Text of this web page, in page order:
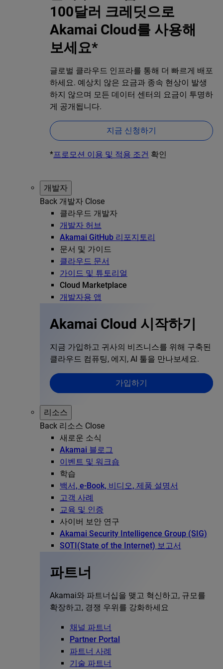
100달러 크레딧으로
Akamai Cloud를 사용해
보세요*
글로벌 클라우드 인프라를 통해 더 빠르게 배포
하세요. 예상치 않은 요금과 종속 현상이 발생
하지 않으며 모든 데이터 센터의 요금이 투명하
게 공개됩니다.
지금 신청하기
*프로모션 이용 및 적용 조건 확인
개발자
Back 개발자 Close
클라우드 개발자
개발자 허브
Akamai GitHub 리포지토리
문서 및 가이드
클라우드 문서
가이드 및 튜토리얼
Cloud Marketplace
개발자용 앱
Akamai Cloud 시작하기
지금 가입하고 귀사의 비즈니스를 위해 구축된
클라우드 컴퓨팅, 에지, AI 툴을 만나보세요.
가입하기
리소스
Back 리소스 Close
새로운 소식
Akamai 블로그
이벤트 및 워크숍
학습
백서, e-Book, 비디오, 제품 설명서
고객 사례
교육 및 인증
사이버 보안 연구
Akamai Security Intelligence Group (SIG)
SOTI(State of the Internet) 보고서
파트너
Akamai와 파트너십을 맺고 혁신하고, 규모를
확장하고, 경쟁 우위를 강화하세요
채널 파트너
Partner Portal
파트너 사례
기술 파트너